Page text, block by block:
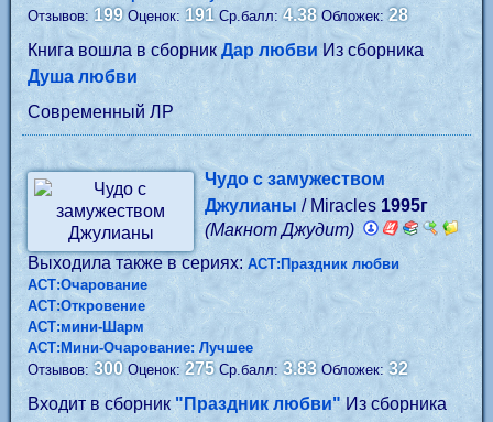
Отзывов: 199 Оценок: 191 Ср.балл:4.38 Обложек:28
Книга вошла в сборник Дар любви Из сборника
Душа любви
Современный ЛР
Чудо с замужеством
Джулианы / Miracles 1995г
(Макнот Джудит)
Выходила также в сериях: АСТ:Праздник любви
АСТ:Очарование
АСТ:Откровение
АСТ:мини-Шарм
АСТ:Мини-Очарование: Лучшее
Отзывов:300 Оценок:275 Ср.балл: 3.83 Обложек:32
Входит в сборник "Праздник любви" Из сборника